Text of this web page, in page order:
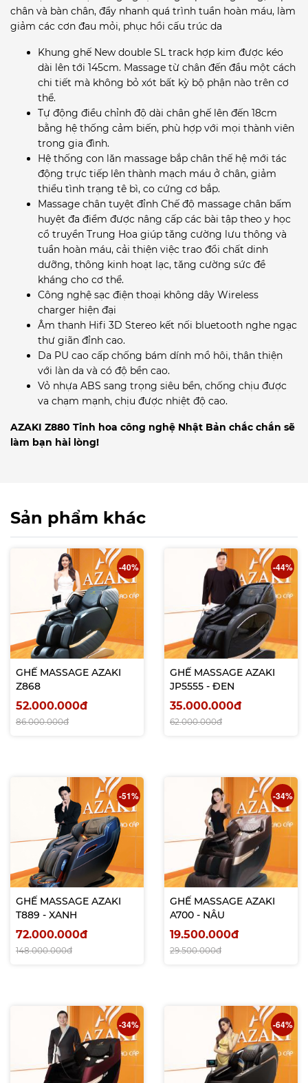
chân và bàn chân, đẩy nhanh quá trình tuần hoàn máu, làm
giảm các cơn đau mỏi, phục hồi cấu trúc da
Khung ghế New double SL track hợp kim được kéo
dài lên tới 145cm. Massage từ chân đến đầu một cách
chi tiết mà không bỏ xót bất kỳ bộ phận nào trên cơ
thể.
Tự động điều chỉnh độ dài chân ghế lên đến 18cm
bằng hệ thống cảm biến, phù hợp với mọi thành viên
trong gia đình.
Hệ thống con lăn massage bắp chân thế hệ mới tác
động trực tiếp lên thành mạch máu ở chân, giảm
thiểu tình trạng tê bì, co cứng cơ bắp.
Massage chân tuyệt đỉnh Chế độ massage chân bấm
huyệt đa điểm được nâng cấp các bài tập theo y học
cổ truyền Trung Hoa giúp tăng cường lưu thông và
tuần hoàn máu, cải thiện việc trao đổi chất dinh
dưỡng, thông kinh hoạt lạc, tăng cường sức đề
kháng cho cơ thể.
Công nghệ sạc điện thoại không dây Wireless
charger hiện đại
Âm thanh Hifi 3D Stereo kết nối bluetooth nghe ngạc
thư giãn đỉnh cao.
Da PU cao cấp chống bám dính mồ hôi, thân thiện
với làn da và có độ bền cao.
Vỏ nhựa ABS sang trọng siêu bền, chống chịu được
va chạm mạnh, chịu được nhiệt độ cao.
AZAKI Z880 Tinh hoa công nghệ Nhật Bản chắc chắn sẽ
làm bạn hài lòng!
Sản phẩm khác
-40%
GHẾ MASSAGE AZAKI
Z868
52.000.000đ
86.000.000đ
-44%
GHẾ MASSAGE AZAKI
JP5555 - ĐEN
35.000.000đ
62.000.000đ
-51%
GHẾ MASSAGE AZAKI
T889 - XANH
72.000.000đ
148.000.000đ
-34%
GHẾ MASSAGE AZAKI
A700 - NÂU
19.500.000đ
29.500.000đ
-34% -64%